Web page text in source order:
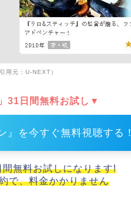
引用元：U-NEXT）
31日間無料お試し▼
』を今すぐ無料視聴する！
無料お試しになります!
で、料金かかりません